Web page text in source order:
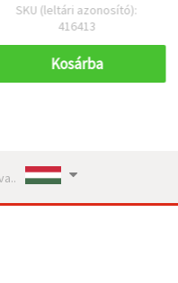
SKU (leltári azonosító):
416413
Kosárba